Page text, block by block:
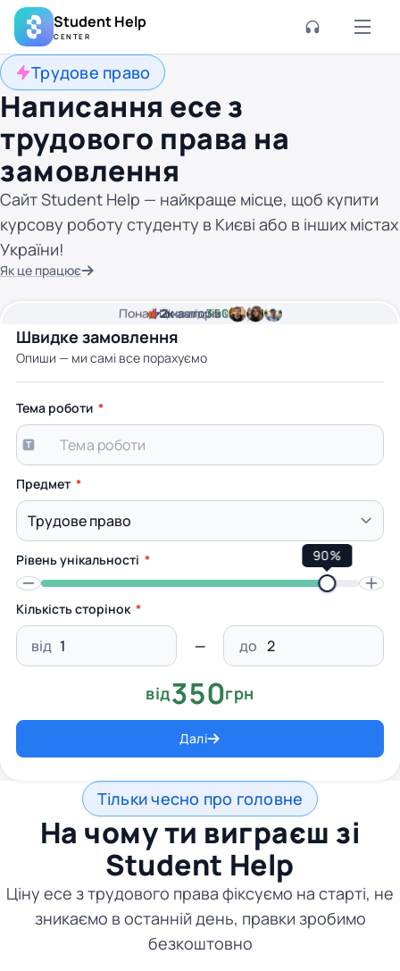
Student Help
CENTER
Трудове право
Написання есе з
трудового права на
замовлення
Сайт Student Help — найкраще місце, щоб купити
курсову роботу студенту в Києві або в інших містах
України!
Як це працює
Швидке замовлення
Опиши — ми самі все порахуємо
2хвилини часу
Ціна від350 грн
Понад2кавторів
Тема роботи
Предмет
Рівень унікальності 90%
Кількість сторінок
від до
від350грн
Далі
Тільки чесно про головне
На чому ти виграєш зі
Student Help
Ціну есе з трудового права фіксуємо на старті, не
зникаємо в останній день, правки зробимо
безкоштовно